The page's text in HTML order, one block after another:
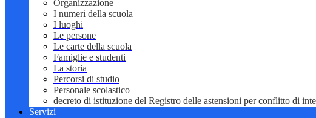
Organizzazione
I numeri della scuola
I luoghi
Le persone
Le carte della scuola
Famiglie e studenti
La storia
Percorsi di studio
Personale scolastico
decreto di istituzione del Registro delle astensioni per conflitto di
Servizi